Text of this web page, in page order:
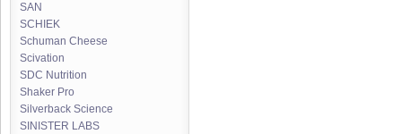
SAN
SCHIEK
Schuman Cheese
Scivation
SDC Nutrition
Shaker Pro
Silverback Science
SINISTER LABS